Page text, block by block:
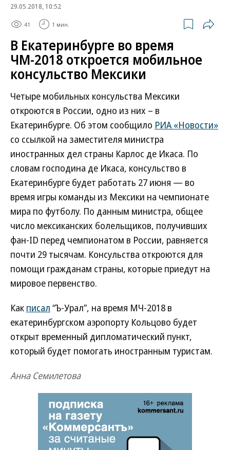
29.05.2018, 10:52
41 1 мин.
В Екатеринбурге во время
ЧМ-2018 откроется мобильное
консульство Мексики
Четыре мобильных консульства Мексики
откроются в России, одно из них – в
Екатеринбурге. Об этом сообщило РИА «Новости»
со ссылкой на заместителя министра
иностранных дел страны Карлос де Икаса. По
словам господина де Икаса, консульство в
Екатеринбурге будет работать 27 июня — во
время игры команды из Мексики на чемпионате
мира по футболу. По данным министра, общее
число мексиканских болельщиков, получивших
фан-ID перед чемпионатом в России, равняется
почти 29 тысячам. Консульства откроются для
помощи гражданам страны, которые приедут на
мировое первенство.
Как писал “Ъ-Урал”, на время МЧ-2018 в
екатеринбургском аэропорту Кольцово будет
открыт временный дипломатический пункт,
который будет помогать иностранным туристам.
Анна Семилетова